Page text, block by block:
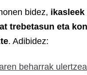
bidez,
trebetasun eta
. Adibidez:
beharrak ulertzea